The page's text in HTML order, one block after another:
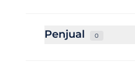
Penjual 0